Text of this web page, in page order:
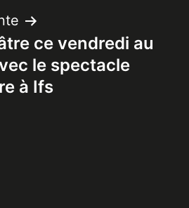
ce vendredi au
le spectacle
à Ifs